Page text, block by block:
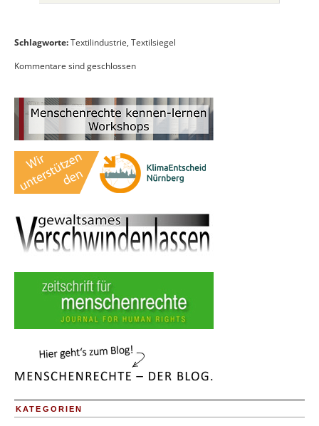
Schlagworte:Textilindustrie, Textilsiegel
Kommentare sind geschlossen
KATEGORIEN